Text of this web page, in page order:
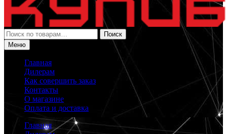
Искать:
Поиск
Меню
Главная
Дилерам
Как совершить заказ
Контакты
О магазине
Оплата и доставка
Главная